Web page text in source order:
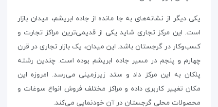
یکی دیگر از نشانه‌های به جا مانده از جاده‌ ابریشم، میدان بازار
است. این مرکز تجاری شاید یکی از قدیمی‌ترین مراکز تجارت و
کسب‌و‌کار در گرجستان باشد. این میدان، یک بازار تجاری در قرن
چهارم و پنجم در مسیر جاده‌ ابریشم بوده است. چندین رشته
پلکان به این مرکز داد و ستد زیرزمینی می‌رسد. امروزه این
مکان تغییر کاربری داده و مراکز مختلف فروش انواع سوغات و
محصولات محلی گرجستان در آن خودنمایی می‌کند.